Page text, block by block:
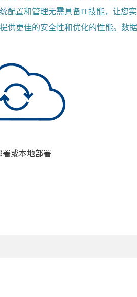
配置和管理无需具备IT技能，让您实
供更佳的安全性和优化的性能。数
署或本地部署